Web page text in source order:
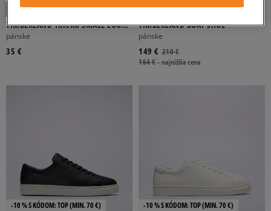
TIMBERLAND TRIČKO SMALL LOGO
PRINT TEE
pánske
35 €
TIMBERLAND BOAT SHOE
pánske
210 €
149 €
164 €-najnižšia cena
-10 % S KÓDOM: TOP (MIN. 70 €) -10 % S KÓDOM: TOP (MIN. 70 €)